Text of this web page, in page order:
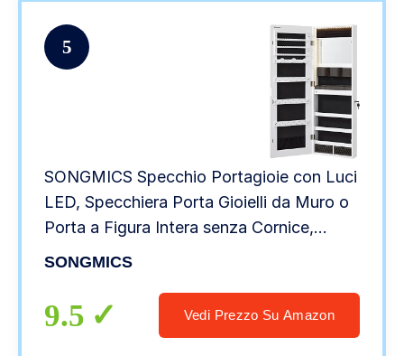
5
SONGMICS Specchio Portagioie con Luci
LED, Specchiera Porta Gioielli da Muro o
Porta a Figura Intera senza Cornice,
Armadietto Portagioielli, Specchio
JJC013W01
SONGMICS
9.5 Vedi Prezzo Su Amazon